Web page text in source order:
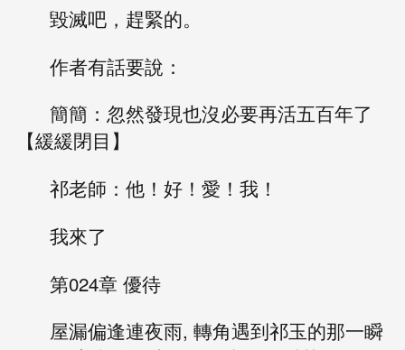
毀滅吧，趕緊的。
作者有話要說：
簡簡：忽然發現也沒必要再活五百年了
【緩緩閉目】
祁老師：他！好！愛！我！
我來了
第024章 優待
屋漏偏逢連夜雨, 轉角遇到祁玉的那一瞬